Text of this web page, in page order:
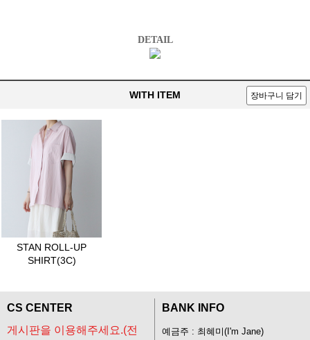
DETAIL
WITH ITEM 장바구니 담기
STAN ROLL-UP
SHIRT(3C)
CS CENTER
게시판을 이용해주세요.(전
BANK INFO
예금주 : 최혜미(I'm Jane)